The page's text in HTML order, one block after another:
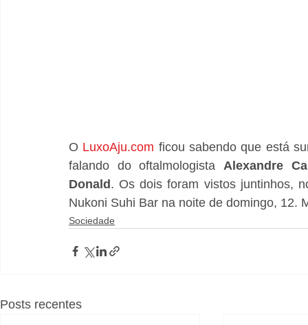
O LuxoAju.com ficou sabendo que está
falando do oftalmologista Alexandre
Donald. Os dois foram vistos juntinhos,
Nukoni Suhi Bar na noite de domingo, 12.
Sociedade
Posts recentes